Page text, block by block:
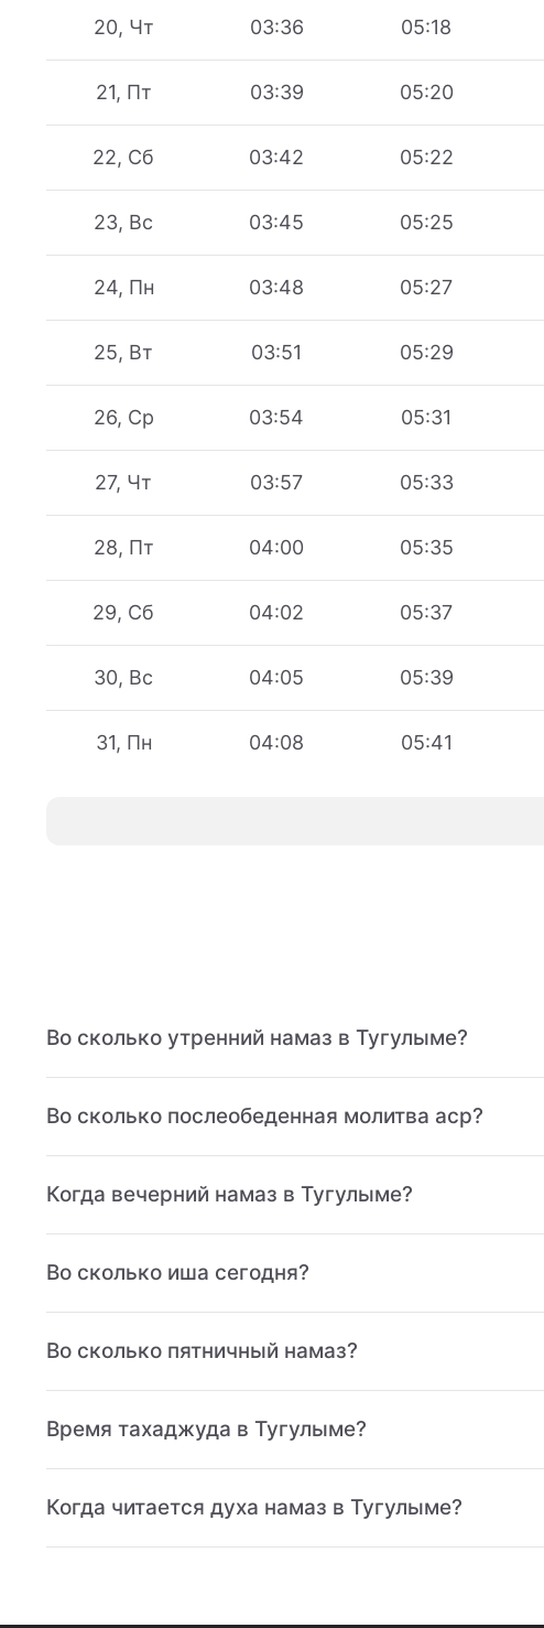
20, Чт 03:36 05:18
21, Пт 03:39 05:20
22, Сб 03:42 05:22
23, Вс 03:45 05:25
24, Пн 03:48 05:27
25, Вт 03:51 05:29
26, Ср 03:54 05:31
27, Чт 03:57 05:33
28, Пт 04:00 05:35
29, Сб 04:02 05:37
30, Вс 04:05 05:39
31, Пн 04:08 05:41
Во сколько утренний намаз в Тугулыме?
Во сколько послеобеденная молитва аср?
Когда вечерний намаз в Тугулыме?
Во сколько иша сегодня?
Во сколько пятничный намаз?
Время тахаджуда в Тугулыме?
Когда читается духа намаз в Тугулыме?